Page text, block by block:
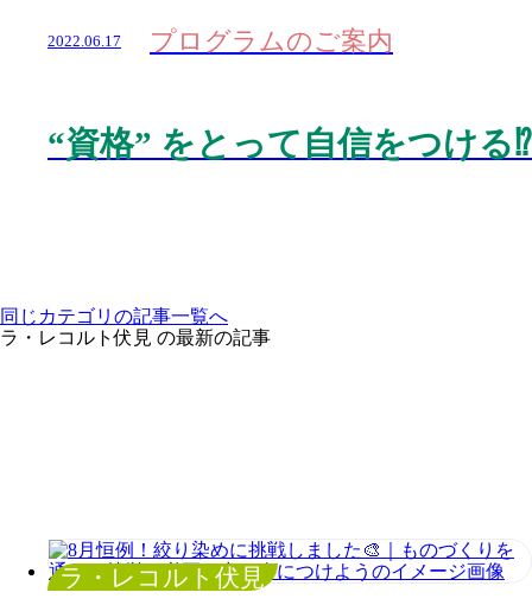
2022.06.17 プログラムのご案内
“資格” をとって自信をつける⁉️
同じカテゴリの記事⼀覧へ
ラ・レコルト伏見 の最新の記事
ラ・レコルト伏見